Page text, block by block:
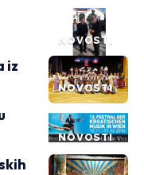
NOVOSTI
NOVOSTI
iz
NOVOSTI